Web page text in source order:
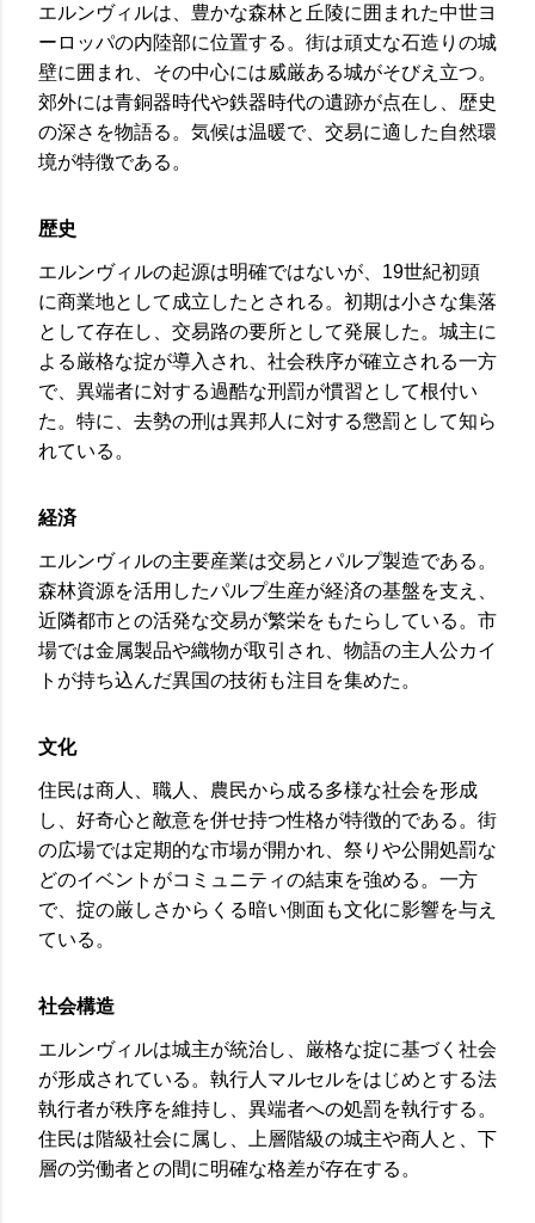
エルンヴィルは、豊かな森林と丘陵に囲まれた中世ヨ
ーロッパの内陸部に位置する。街は頑丈な石造りの城
壁に囲まれ、その中心には威厳ある城がそびえ立つ。
郊外には青銅器時代や鉄器時代の遺跡が点在し、歴史
の深さを物語る。気候は温暖で、交易に適した自然環
境が特徴である。
歴史
エルンヴィルの起源は明確ではないが、19世紀初頭
に商業地として成立したとされる。初期は小さな集落
として存在し、交易路の要所として発展した。城主に
よる厳格な掟が導入され、社会秩序が確立される一方
で、異端者に対する過酷な刑罰が慣習として根付い
た。特に、去勢の刑は異邦人に対する懲罰として知ら
れている。
経済
エルンヴィルの主要産業は交易とパルプ製造である。
森林資源を活用したパルプ生産が経済の基盤を支え、
近隣都市との活発な交易が繁栄をもたらしている。市
場では金属製品や織物が取引され、物語の主人公カイ
トが持ち込んだ異国の技術も注目を集めた。
文化
住民は商人、職人、農民から成る多様な社会を形成
し、好奇心と敵意を併せ持つ性格が特徴的である。街
の広場では定期的な市場が開かれ、祭りや公開処罰な
どのイベントがコミュニティの結束を強める。一方
で、掟の厳しさからくる暗い側面も文化に影響を与え
ている。
社会構造
エルンヴィルは城主が統治し、厳格な掟に基づく社会
が形成されている。執行人マルセルをはじめとする法
執行者が秩序を維持し、異端者への処罰を執行する。
住民は階級社会に属し、上層階級の城主や商人と、下
層の労働者との間に明確な格差が存在する。